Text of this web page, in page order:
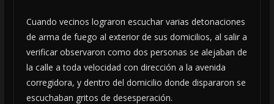
Cuando vecinos lograron escuchar varias detonaciones
de arma de fuego al exterior de sus domicilios, al salir a
verificar observaron como dos personas se alejaban de
la calle a toda velocidad con dirección a la avenida
corregidora, y dentro del domicilio donde dispararon se
escuchaban gritos de desesperación.